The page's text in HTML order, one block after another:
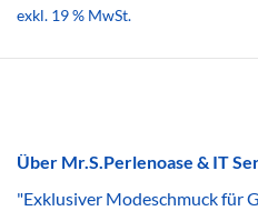
exkl. 19 % MwSt.
Über Mr.S.Perlenoase & IT
"Exklusiver Modeschmuck für